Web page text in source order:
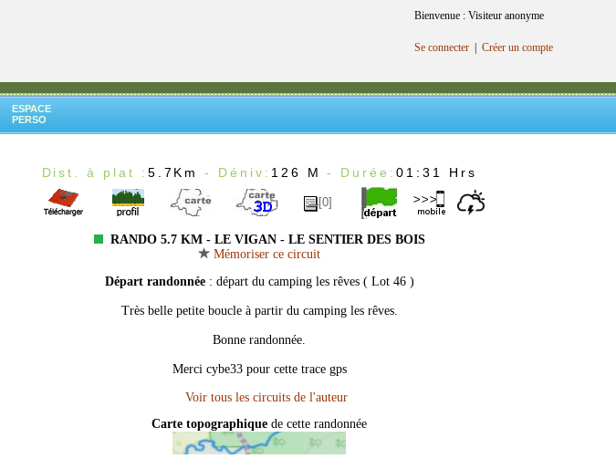
Bienvenue : Visiteur anonyme
Se connecter Créer un compte
ESPACE
PERSO
Dist. à plat : 5.7Km - Déniv: 126 M- Durée:01:31 Hrs
[0]
RANDO 5.7 KM - LE VIGAN - LE SENTIER DES BOIS
Mémoriser ce circuit
Départ randonnée : départ du camping les rêves ( Lot 46 )
Très belle petite boucle à partir du camping les rêves.
Bonne randonnée.
Merci cybe33 pour cette trace gps
Carte topographique de cette randonnée